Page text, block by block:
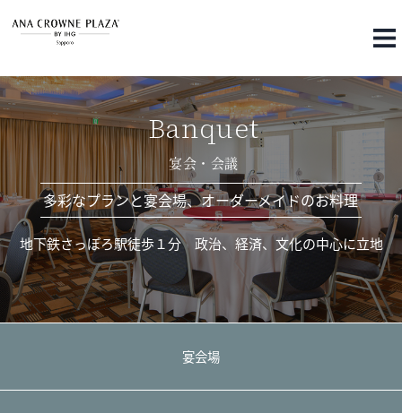
Banquet
宴会・会議
多彩なプランと宴会場、オーダーメイドのお料理
地下鉄さっぽろ駅徒歩１分 政治、経済、文化の中心に立地
宴会場